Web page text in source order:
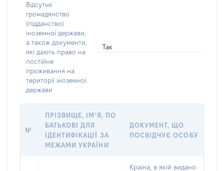
Відсутнє
громадянство
(підданство)
іноземної держави,
а також документи,
які дають право на
постійне
проживання на
території іноземної
держави
Так
№
ПРІЗВИЩЕ, ІМ’Я, ПО
БАТЬКОВІ ДЛЯ
ІДЕНТИФІКАЦІЇ ЗА
МЕЖАМИ УКРАЇНИ
ДОКУМЕНТ, ЩО
ПОСВІДЧУЄ ОСОБУ
Країна, в якій видано